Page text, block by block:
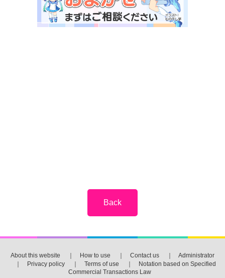
About this website ｜ How to use ｜ Contact us ｜ Administrator
｜ Privacy policy ｜ Terms of use ｜ Notation based on Specified
Commercial Transactions Law